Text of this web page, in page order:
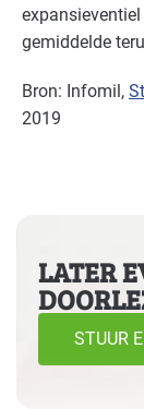
gemiddelde
Bron: Infomil,
2019
LATER
STUUR